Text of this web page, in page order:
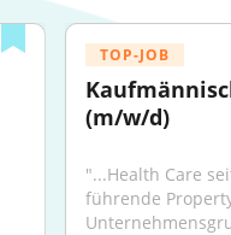
TOP-JOB
(m/w/d)
"...Health Care
führende